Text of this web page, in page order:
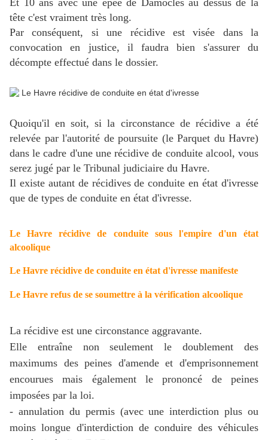
tête c'est vraiment très long.
Par conséquent, si une récidive est visée dans la
convocation en justice, il faudra bien s'assurer du
décompte effectué dans le dossier.
Quoiqu'il en soit, si la circonstance de récidive a été
relevée par l'autorité de poursuite (le Parquet du Havre)
dans le cadre d'une une récidive de conduite alcool, vous
serez jugé par le Tribunal judiciaire du Havre.
Il existe autant de récidives de conduite en état d'ivresse
que de types de conduite en état d'ivresse.
Le Havre récidive de conduite sous l'empire d'un état
alcoolique
Le Havre récidive de conduite en état d'ivresse manifeste
Le Havre refus de se soumettre à la vérification alcoolique
La récidive est une circonstance aggravante.
Elle entraîne non seulement le doublement des
maximums des peines d'amende et d'emprisonnement
encourues mais également le prononcé de peines
imposées par la loi.
- annulation du permis (avec une interdiction plus ou
moins longue d'interdiction de conduire des véhicules